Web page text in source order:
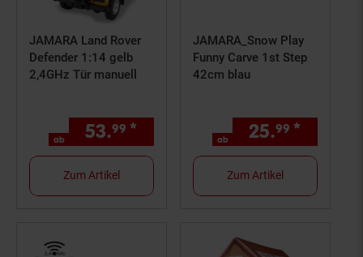
JAMARA Land Rover
Defender 1:14 gelb
2,4GHz Tür manuell
ab 53.99 * € Sternchen
Zum Artikel
JAMARA_Snow Play
Funny Carve 1st Step
42cm blau
ab 25.99 *
Zum Artikel